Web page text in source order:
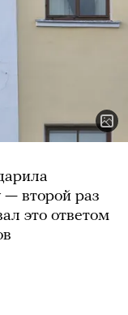
второй раз
это ответом